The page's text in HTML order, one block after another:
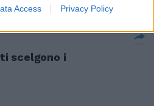
Access Privacy Policy
scelgono i